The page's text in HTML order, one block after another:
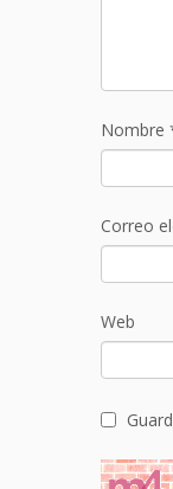
Nombre
Correo
Web